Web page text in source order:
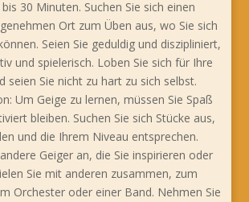
30 Minuten. Suchen Sie sich einen
Ort zum Üben aus, wo Sie sich
Seien Sie geduldig und diszipliniert,
und spielerisch. Loben Sie sich für Ihre
seien Sie nicht zu hart zu sich selbst.
Um Geige zu lernen, müssen Sie Spaß
bleiben. Suchen Sie sich Stücke aus,
und die Ihrem Niveau entsprechen.
Geiger an, die Sie inspirieren oder
Sie mit anderen zusammen, zum
Orchester oder einer Band. Nehmen Sie